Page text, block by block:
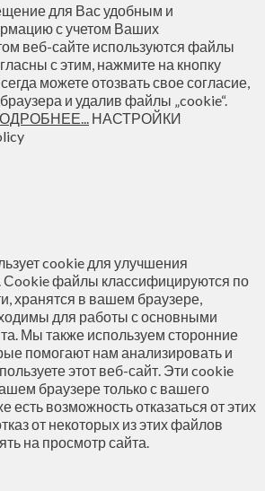
для Вас удобным и
с учетом Ваших
веб-сайте используются файлы
с этим, нажмите на кнопку
можете отозвать свое согласие,
и удалив файлы „cookie“.
НАСТРОЙКИ
cookie для улучшения
Сookie файлы классифицируются по
хранятся в вашем браузере,
для работы с основными
Мы также используем сторонние
помогают нам анализировать и
этот веб-сайт. Эти cookie
браузере только с вашего
есть возможность отказаться от этих
от некоторых из этих файлов
на просмотр сайта.